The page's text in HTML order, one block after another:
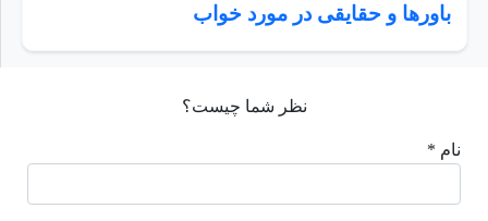
باورها و حقایقی در مورد خواب
نظر شما چیست؟
نام *